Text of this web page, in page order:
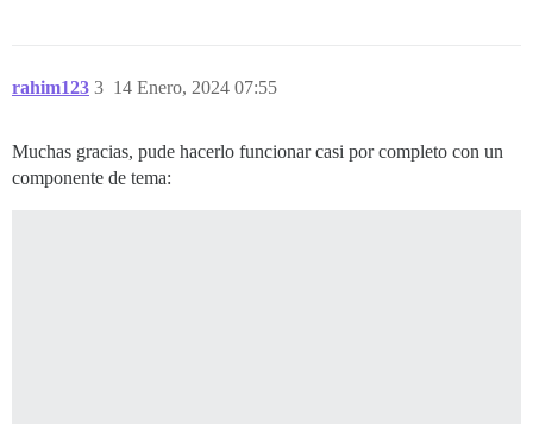
rahim123 14 Enero, 2024 07:55
3
Muchas gracias, pude hacerlo funcionar casi por completo con un
componente de tema: